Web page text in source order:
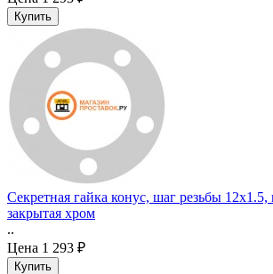
Секретная гайка конус, шаг резьбы
закрытая хром
..
Цена 1 293 ₽